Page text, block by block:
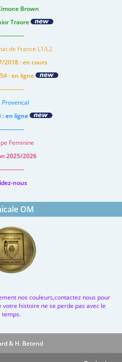
Brown
Traore
de France L1/L2
2018 : en cours
: en ligne
Provencal
: en ligne
Feminine
2025/2026
nous
OM
nos couleurs,contactez nous pour
histoire ne se perde pas avec le
temps.
& H. Betend